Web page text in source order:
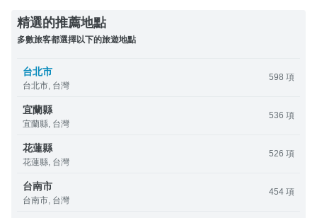
精選的推薦地點
多數旅客都選擇以下的旅遊地點
台北市
台北市, 台灣
598 項
宜蘭縣
宜蘭縣, 台灣
536 項
花蓮縣
花蓮縣, 台灣
526 項
台南市
台南市, 台灣
454 項